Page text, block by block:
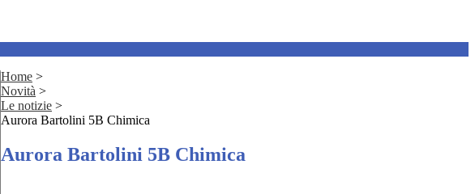
Home >
Novità >
Le notizie >
Aurora Bartolini 5B Chimica
Aurora Bartolini 5B Chimica